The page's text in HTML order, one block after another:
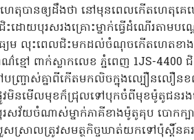
ហេតុបានឲ្យដឹងថា នៅមុនពេលកើតហេតុគ
ជិះដោយបុរសរងគ្រោះម្នាក់ធ្វើដំណើរតា
យម លុះពេលជិះមកដល់ចំណុចកើតហេតខា
ខ្មៅ ពាក់ស្លាកលេខ ភ្នំពេញ 1JS-4400
ញ្រ្ចាស់គ្នាពីកើតមកលិចក្នុងល្បឿនល
ផ្លូវមិនមើលមុខក៏ជ្រុលទៅបុកចំពីមុខម៉ូតូជន
រសវ័យចំណាស់ម្នាក់ភាគីខាងម៉ូតូគុប បោកក្ប
សស្រាលត្រូវសមត្ថកិច្ចឃាត់យកទៅប៉ុស្តិ៍នគរ